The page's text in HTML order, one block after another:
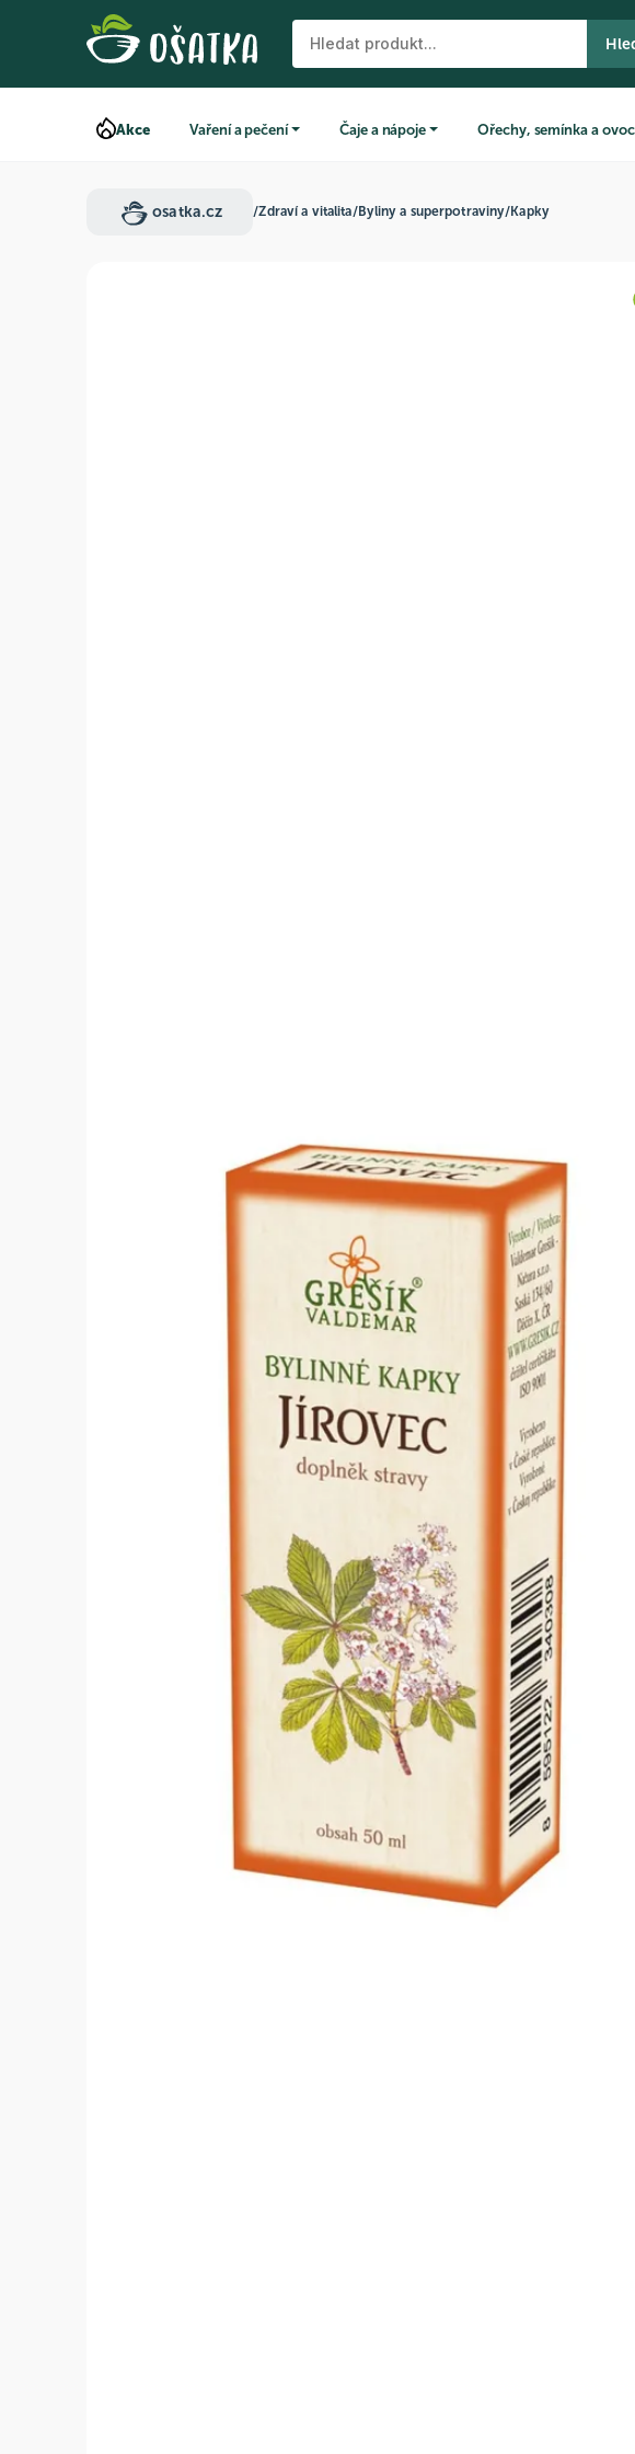
Akce Vaření a pečení Čaje a nápoje Ořechy, semínka a
osatka.cz /Zdraví a vitalita/Byliny a superpotraviny/Kapky